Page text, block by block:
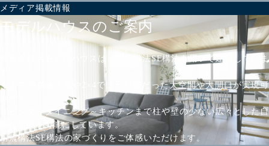
メディア掲載情報
モデルハウスのご案内
楠亀工務店モデルハウスは、耐震構法SE構法を用いて建築していま
今までの在来木造や2×4では不可能だった大空間や大開口が実現可
リビング～ダイニング～キッチンまで柱や壁の少ない広々とした自
由な空間を可能にしています。
耐震構法SE構法の家づくりをご体感いただけます。